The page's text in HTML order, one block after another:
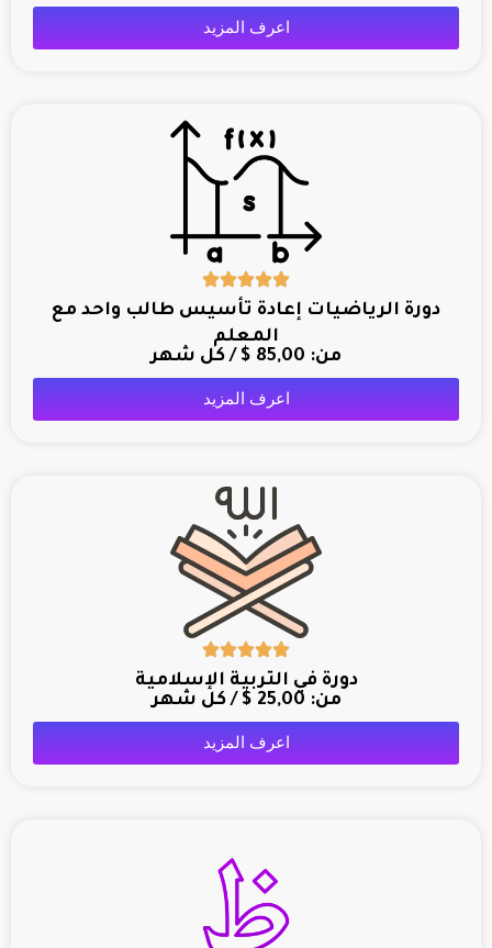
اعرف المزيد
دورة الرياضيات إعادة تأسيس طالب واحد مع
المعلم
من:
$ 85,00 / كل شهر
اعرف المزيد
دورة في التربية الإسلامية
من:
$ 25,00 / كل شهر
اعرف المزيد